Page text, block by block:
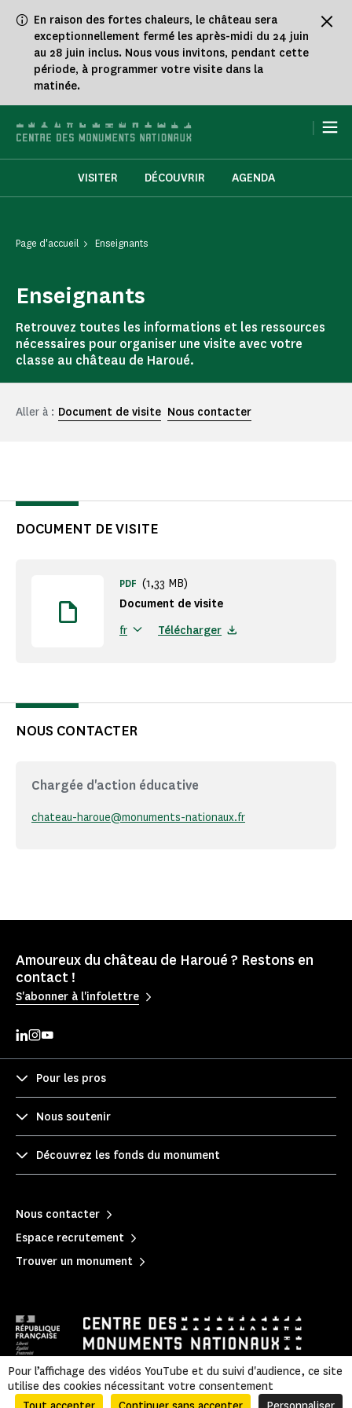
En raison des fortes chaleurs, le château sera
exceptionnellement fermé les après-midi du 24 juin
au 28 juin inclus. Nous vous invitons, pendant cette
période, à programmer votre visite dans la
matinée.
|
VISITER DÉCOUVRIR AGENDA
Page d'accueil Enseignants
Enseignants
Retrouvez toutes les informations et les ressources
nécessaires pour organiser une visite avec votre
classe au château de Haroué.
Aller à : Document de visite Nous contacter
DOCUMENT DE VISITE
Document de visite
PDF (1,33 MB)
fr Télécharger
NOUS CONTACTER
Chargée d'action éducative
chateau-haroue@monuments-nationaux.fr
Amoureux du château de Haroué ? Restons en
contact !
S'abonner à l'infolettre
Pour les pros
Nous soutenir
Découvrez les fonds du monument
Nous contacter
Espace recrutement
Trouver un monument
Mentions légales Politique de confidentialité
|
Informations légales et administratives
| Plan du site
Pour l’affichage des vidéos YouTube et du suivi d'audience, ce site
utilise des cookies nécessitant votre consentement